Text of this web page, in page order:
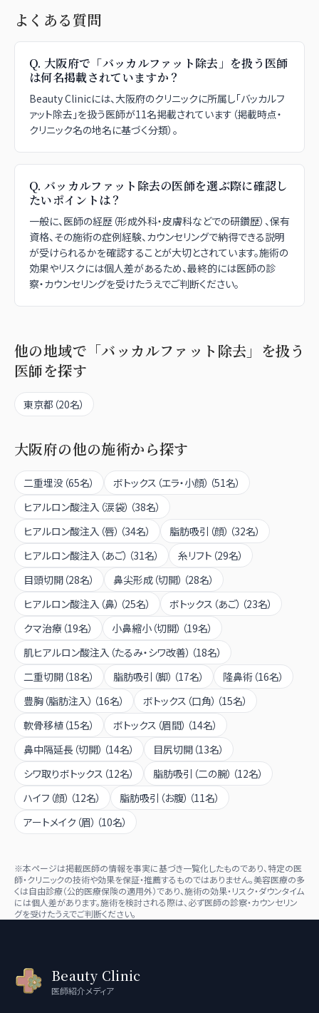
よくある質問
Q. 大阪府で「バッカルファット除去」を扱う医師
は何名掲載されていますか？
Beauty Clinicには、大阪府のクリニックに所属し「バッカルフ
ァット除去」を扱う医師が11名掲載されています（掲載時点・
クリニック名の地名に基づく分類）。
Q. バッカルファット除去の医師を選ぶ際に確認し
たいポイントは？
一般に、医師の経歴（形成外科・皮膚科などでの研鑽歴）、保有
資格、その施術の症例経験、カウンセリングで納得できる説明
が受けられるかを確認することが大切とされています。施術の
効果やリスクには個人差があるため、最終的には医師の診
察・カウンセリングを受けたうえでご判断ください。
他の地域で「バッカルファット除去 」を扱う
医師を探す
東京都 （20名）
大阪府の他の施術から探す
二重埋没 （65名） ボトックス（エラ・小顔） （51名）
ヒアルロン酸注入（涙袋） （38名）
ヒアルロン酸注入（唇） （34名） 脂肪吸引（顔） （32名）
ヒアルロン酸注入（あご） （31名） 糸リフト （29名）
目頭切開 （28名） 鼻尖形成（切開） （28名）
ヒアルロン酸注入（鼻） （25名） ボトックス（あご） （23名）
クマ治療 （19名） 小鼻縮小（切開） （19名）
肌ヒアルロン酸注入（たるみ・シワ改善） （18名）
二重切開 （18名） 脂肪吸引（脚） （17名） 隆鼻術 （16名）
豊胸（脂肪注入） （16名） ボトックス（口角） （15名）
軟骨移植 （15名） ボトックス（眉間） （14名）
鼻中隔延長（切開） （14名） 目尻切開 （13名）
シワ取りボトックス （12名） 脂肪吸引（二の腕） （12名）
ハイフ（顔） （12名） 脂肪吸引（お腹） （11名）
アートメイク（眉） （10名）
※本ページは掲載医師の情報を事実に基づき一覧化したものであり、特定の医
師・クリニックの技術や効果を保証・推薦するものではありません。美容医療の多
くは自由診療（公的医療保険の適用外）であり、施術の効果・リスク・ダウンタイム
には個人差があります。施術を検討される際は、必ず医師の診察・カウンセリン
グを受けたうえでご判断ください。
Beauty Clinic
医師紹介メディア